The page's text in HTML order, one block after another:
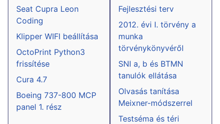
Seat Cupra Leon
Coding
Klipper WIFI beállítása
OctoPrint Python3
frissítése
Cura 4.7
Boeing 737-800 MCP
panel 1. rész
Fejlesztési terv
2012. évi I. törvény a
munka
törvénykönyvéről
SNI a, b és BTMN
tanulók ellátása
Olvasás tanítása
Meixner-módszerrel
Testséma és téri